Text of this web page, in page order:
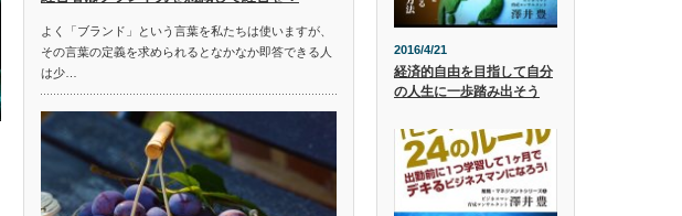
よく「ブランド」という言葉を私たちは使いますが、
その言葉の定義を求められるとなかなか即答できる人
は少…
2016/4/21
経済的自由を目指して自分
の人生に一歩踏み出そう